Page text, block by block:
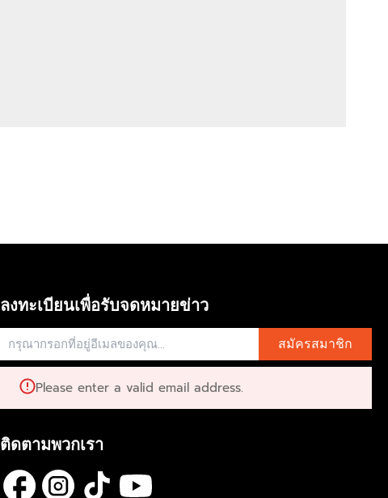
ลงทะเบียนเพื่อรับจดหมายข่าว
สมัครสมาชิก
Please enter a valid email address.
ติดตามพวกเรา